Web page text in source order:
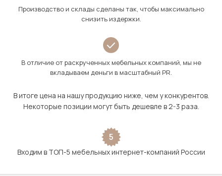
Производство и склады сделаны так, чтобы максимально
снизить издержки.
В отличие от раскрученных мебельных компаний, мы не
вкладываем деньги в масштабный PR.
В итоге цена на нашу продукцию ниже, чем у конкурентов.
Некоторые позиции могут быть дешевле в 2-3 раза.
5
Входим в ТОП-5 мебельных интернет-компаний России